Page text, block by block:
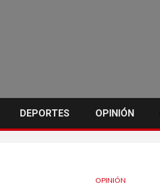
DEPORTES OPINIÓN
OPINIÓN